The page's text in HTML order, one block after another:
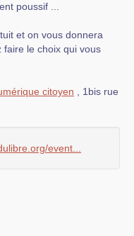
poussif ...
et on vous donnera
faire le choix qui vous
citoyen , 1bis rue
event...